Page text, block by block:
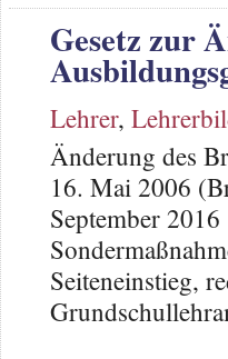
Gesetz zur
Lehrer,
Änderung des
16. Mai 2006
September
Seiteneinstieg,